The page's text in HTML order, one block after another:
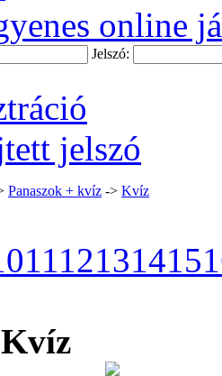
online
Jelszó:
jelszó
Panaszok + kvíz -> Kvíz
1112131415
Kvíz